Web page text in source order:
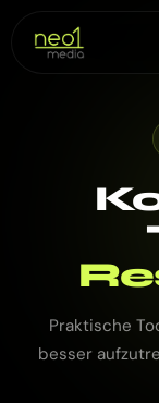
Praktische
besser